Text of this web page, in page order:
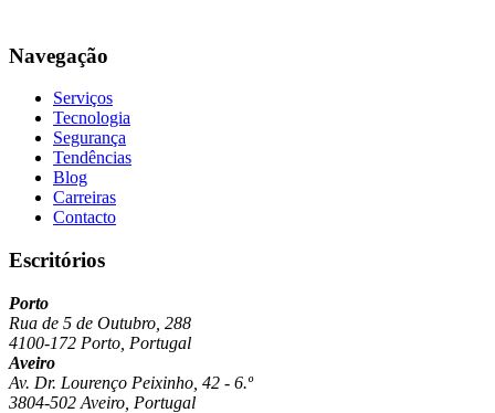
Navegação
Serviços
Tecnologia
Segurança
Tendências
Blog
Carreiras
Contacto
Escritórios
Porto
Rua de 5 de Outubro, 288
4100-172 Porto, Portugal
Aveiro
Av. Dr. Lourenço Peixinho, 42 - 6.º
3804-502 Aveiro, Portugal